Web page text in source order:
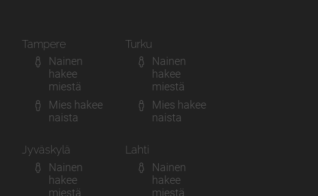
Tampere
Nainen
hakee
miestä
Mies hakee
naista
Turku
Nainen
hakee
miestä
Mies hakee
naista
Jyväskylä
Nainen
hakee
miestä
Lahti
Nainen
hakee
miestä